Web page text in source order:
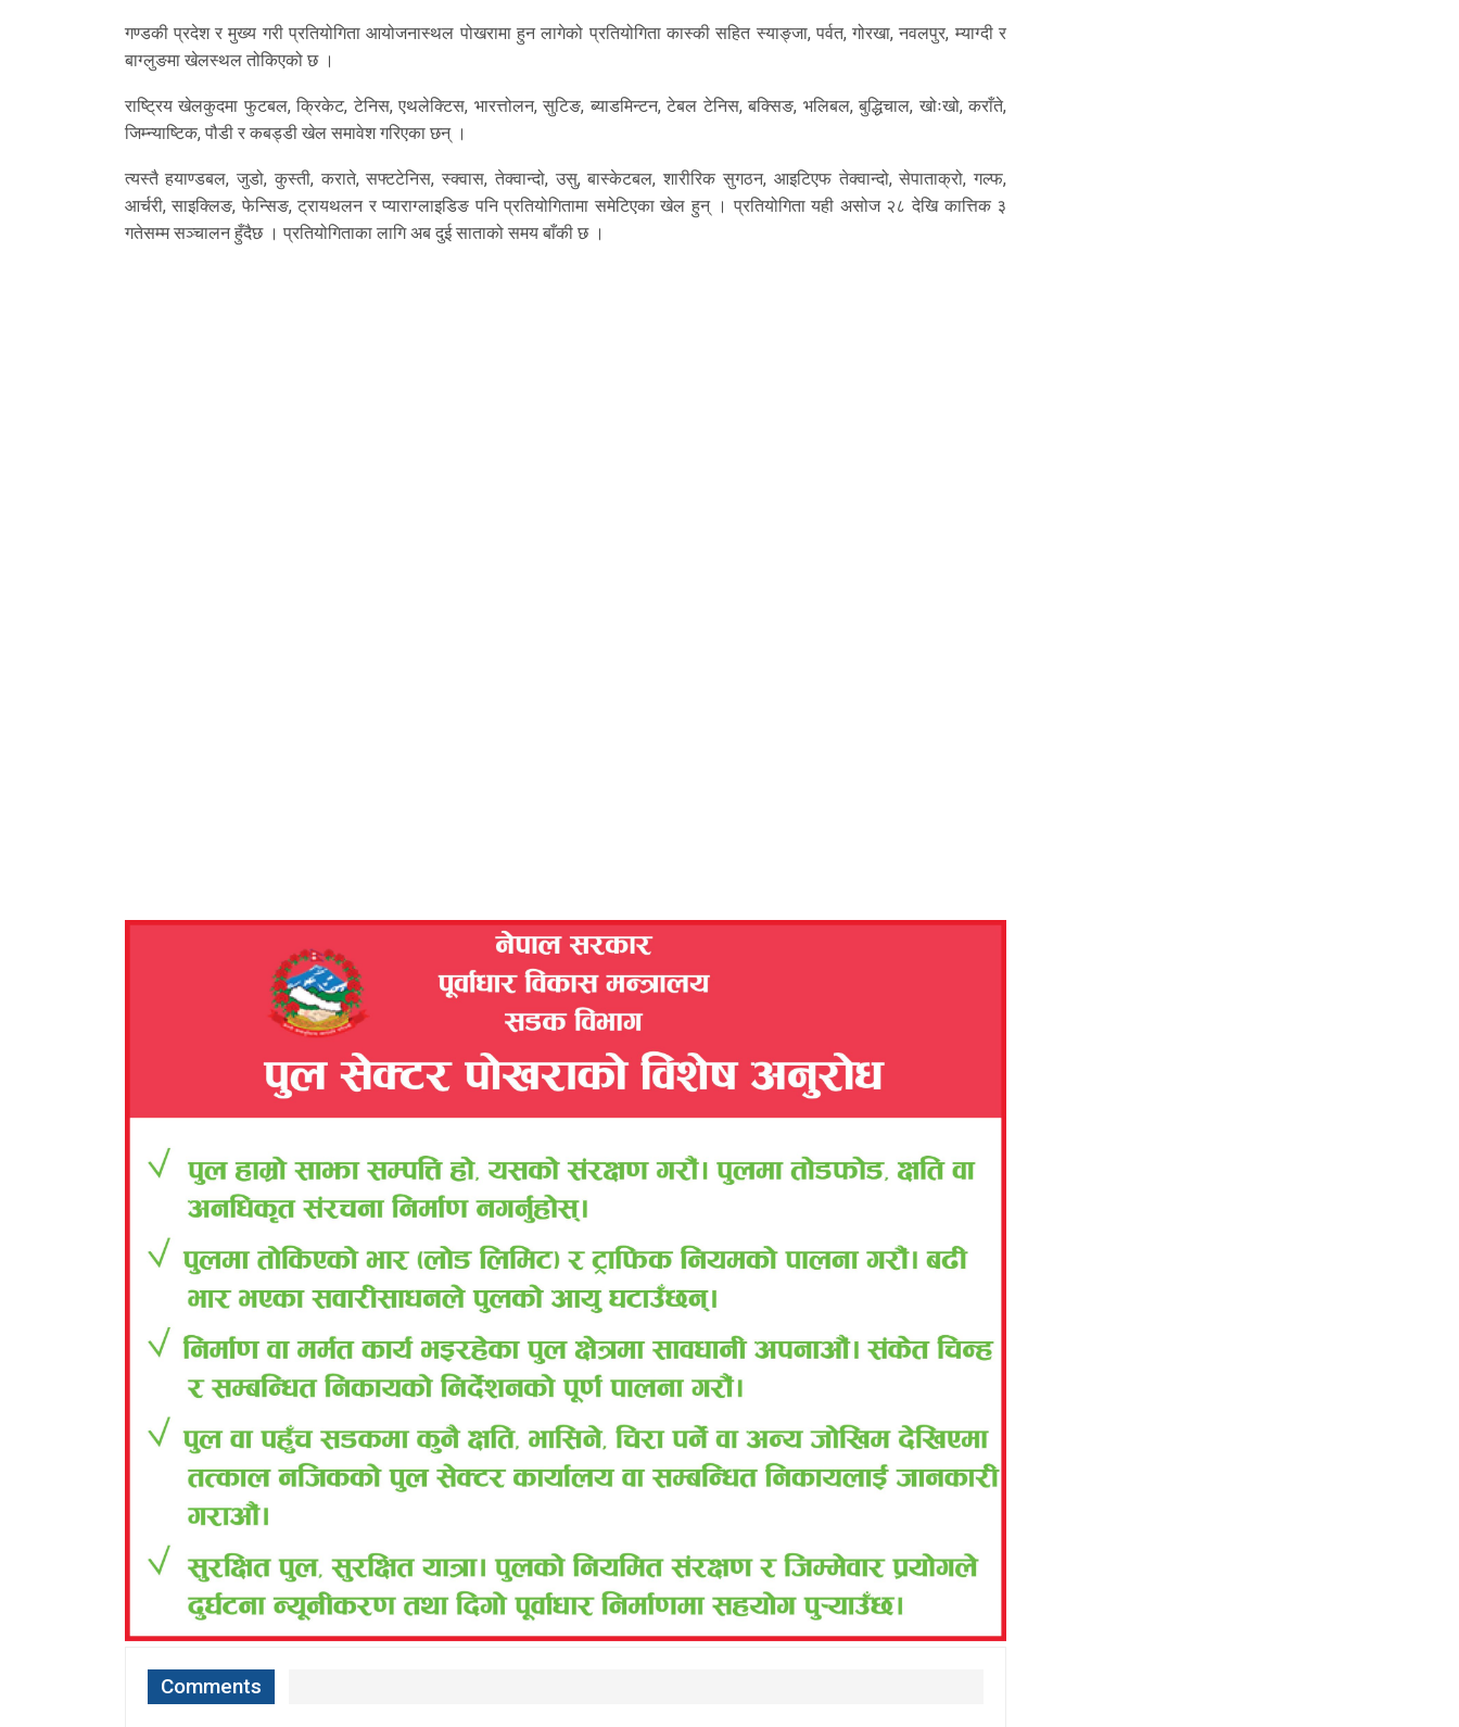
गण्डकी प्रदेश र मुख्य गरी प्रतियोगिता आयोजनास्थल पोखरामा हुन लागेको प्रतियोगिता कास्की सहित स्याङ्जा, पर्वत, गोरखा, नवलपुर, म्याग्दी र
बाग्लुङमा खेलस्थल तोकिएको छ ।
राष्ट्रिय खेलकुदमा फुटबल, क्रिकेट, टेनिस, एथलेक्टिस, भारत्तोलन, सुटिङ, ब्याडमिन्टन, टेबल टेनिस, बक्सिङ, भलिबल, बुद्धिचाल, खोःखो, कराँते,
जिम्न्याष्टिक, पौडी र कबड्डी खेल समावेश गरिएका छन् ।
त्यस्तै हयाण्डबल, जुडो, कुस्ती, कराते, सफ्टटेनिस, स्क्वास, तेक्वान्दो, उसु, बास्केटबल, शारीरिक सुगठन, आइटिएफ तेक्वान्दो, सेपाताक्रो, गल्फ,
आर्चरी, साइक्लिङ, फेन्सिङ, ट्रायथलन र प्याराग्लाइडिङ पनि प्रतियोगितामा समेटिएका खेल हुन् । प्रतियोगिता यही असोज २८ देखि कात्तिक ३
गतेसम्म सञ्चालन हुँदैछ । प्रतियोगिताका लागि अब दुई साताको समय बाँकी छ ।
Comments